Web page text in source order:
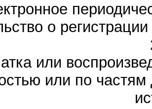
о
или
или по частям